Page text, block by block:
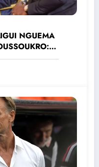
NGUEMA
DANHO